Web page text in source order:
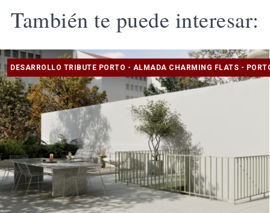
También te puede interesar:
DESARROLLO TRIBUTE PORTO - ALMADA CHARMING FLATS -